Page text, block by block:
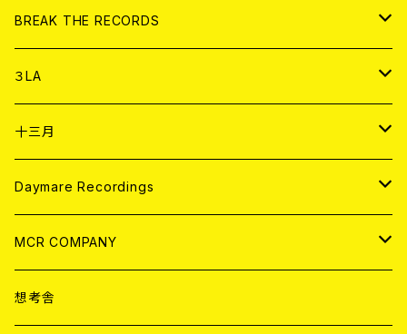
書籍
DIGITAL CONTENTS
アナログ
CD
アナログ
BREAK THE RECORDS
CD
ANALOG
アパレル
３LA
CD
ANALOG
十三月
CD
ANALOG
Daymare Recordings
CD
ANALOG
MCR COMPANY
CD
想考舎